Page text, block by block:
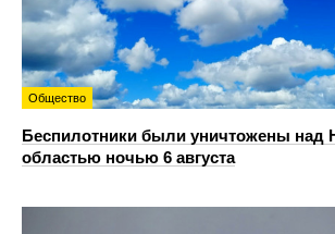
Общество
Беспилотники были уничтожены над
областью ночью 6 августа